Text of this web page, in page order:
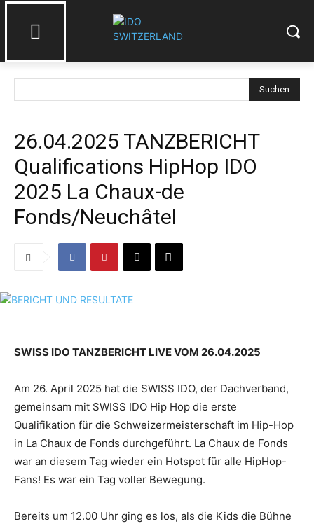
Suchen
26.04.2025 TANZBERICHT
Qualifications HipHop IDO
2025 La Chaux-de
Fonds/Neuchâtel
SWISS IDO TANZBERICHT LIVE VOM 26.04.2025
Am 26. April 2025 hat die SWISS IDO, der Dachverband,
gemeinsam mit SWISS IDO Hip Hop die erste
Qualifikation für die Schweizermeisterschaft im Hip-Hop
in La Chaux de Fonds durchgeführt. La Chaux de Fonds
war an diesem Tag wieder ein Hotspot für alle HipHop-
Fans! Es war ein Tag voller Bewegung.
Bereits um 12.00 Uhr ging es los, als die Kids die Bühne